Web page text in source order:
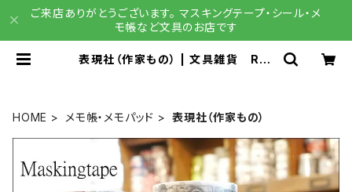
ご来店ありがとうございます。 マスキングテープ・シール・メ
モ帳など文具のお店です
表現社（作家もの） | 文具雑貨 RAI
HOME メモ帳・メモパッド 表現社（作家もの）